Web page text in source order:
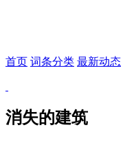
首页 词条分类 最新动态
消失的建筑